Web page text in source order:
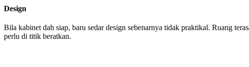
Design
Bila kabinet dah siap, baru sedar design sebenarnya tidak praktikal. Ruang
perlu di titik beratkan.